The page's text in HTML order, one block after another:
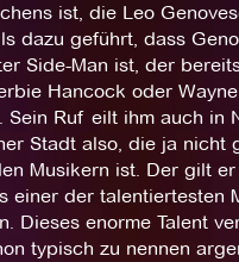
ist, die Leo
dazu geführt, dass
Side-Man ist, der
Hancock oder
Sein Ruf eilt ihm auch in
Stadt also, die ja nicht
Musikern ist. Der gilt er
einer der talentiertesten
Dieses enorme Talent
typisch zu nennen